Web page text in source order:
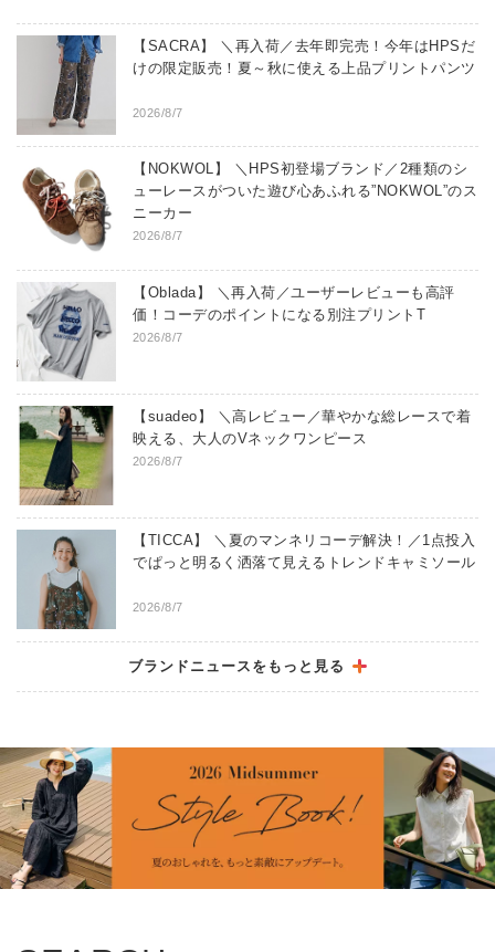
【SACRA】 ＼再入荷／去年即完売！今年はHPSだ
けの限定販売！夏～秋に使える上品プリントパンツ
2026/8/7
【NOKWOL】 ＼HPS初登場ブランド／2種類のシ
ューレースがついた遊び心あふれる”NOKWOL”のス
2026/8/7
【Oblada】 ＼再入荷／ユーザーレビューも高評
2026/8/7
【suadeo】 ＼高レビュー／華やかな総レースで着
2026/8/7
【TICCA】 ＼夏のマンネリコーデ解決！／1点投入
でぱっと明るく洒落て見えるトレンドキャミソール
2026/8/7
【La Soeur】 ＼大ヒット！／別注グラスホルダー
ルセール お得なこの機会をお見逃しなく！
2026/8/7
ブランドニュースをもっと見る